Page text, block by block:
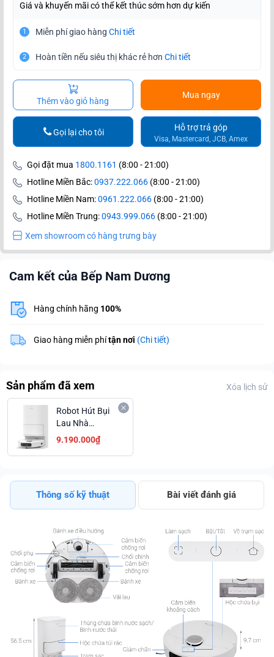
Giá và khuyến mãi có thể kết thúc sớm hơn dự kiến
1 Miễn phí giao hàng Chi tiết
2 Hoàn tiền nếu siêu thị khác rẻ hơn Chi tiết
Thêm vào giỏ hàng
Mua ngay
Hỗ trợ trả góp
Visa, Mastercard, JCB, Amex
Gọi lại cho tôi
Gọi đặt mua 1800.1161 (8:00 - 21:00)
Hotline Miền Bắc:0937.222.066 (8:00 - 21:00)
Hotline Miền Nam:0961.222.066 (8:00 - 21:00)
Hotline Miền Trung:0943.999.066 (8:00 - 21:00)
Xem showroom có hàng trưng bày
Cam kết của Bếp Nam Dương
Hàng chính hãng 100%
Giao hàng miễn phítận nơi (Chi tiết)
Sản phẩm đã xem Xóa lịch sử
Robot Hút Bụi
Lau Nhà
Dreame L10
Ultra Hiện Đại
9.190.000₫
Thông số kỹ thuật Bài viết đánh giá